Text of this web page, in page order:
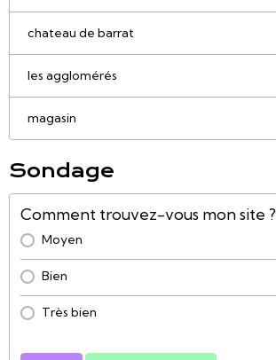
chateau de barrat
les agglomérés
magasin
Sondage
Comment trouvez-vous mon site ?
Moyen
Bien
Très bien